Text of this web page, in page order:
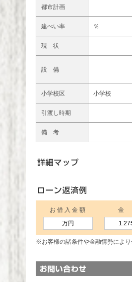
都市計画
建ぺい率 ％
現 状
設 備
小学校区 小学校
引渡し時期
備 考
お借入金額
万円
金
※お客様の諸条件や金融情勢により